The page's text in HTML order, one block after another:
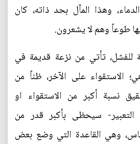
وهذا المآل بحد ذاته، كان
طوعاً وهم لا يشعرون.
للفشل، تأتي من نزعة قديمة في
الاستقواء على الآخر، ظناً من
نسبة أكبر من الاستقواء او
سيحظى بأكبر قدر من
وهي القاعدة التي وضع بعض